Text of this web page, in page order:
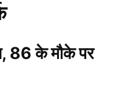
86 के मौके पर